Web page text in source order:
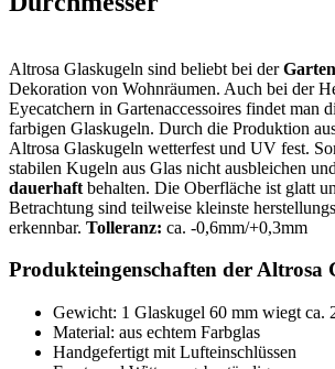
Altrosa Glaskugeln sind beliebt bei der
Dekoration von Wohnräumen. Auch bei der
Eyecatchern in Gartenaccessoires findet man
farbigen Glaskugeln. Durch die Produktion
Altrosa Glaskugeln wetterfest und UV fest.
stabilen Kugeln aus Glas nicht ausbleichen
dauerhaft behalten. Die Oberfläche ist glatt
Betrachtung sind teilweise kleinste
erkennbar. Tolleranz: ca. -0,6mm/+0,3mm
Produkteingenschaften der Altrosa
Gewicht: 1 Glaskugel 60 mm wiegt ca.
Material: aus echtem Farbglas
Handgefertigt mit Lufteinschlüssen